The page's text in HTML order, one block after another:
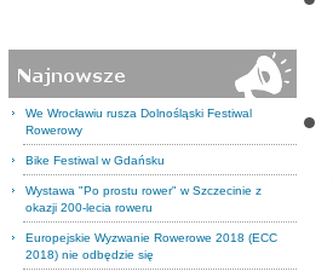
We Wrocławiu rusza Dolnośląski Festiwal
Rowerowy
Bike Festiwal w Gdańsku
Wystawa "Po prostu rower" w Szczecinie z
okazji 200-lecia roweru
Europejskie Wyzwanie Rowerowe 2018 (ECC
2018) nie odbędzie się